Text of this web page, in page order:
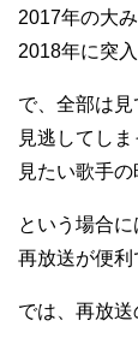
2017年の大
2018年に突
で、全部は見
見逃してしま
見たい歌手
という場合に
再放送が便利
では、再放